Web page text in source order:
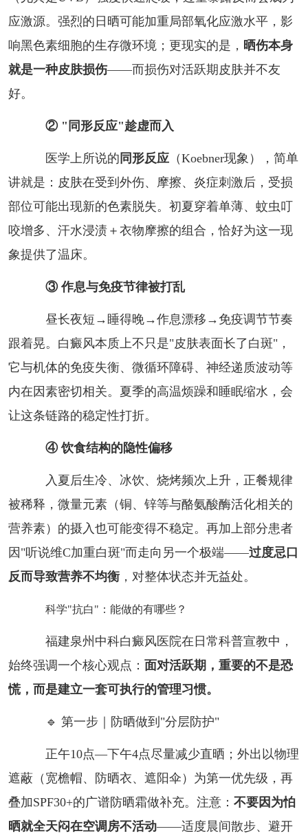
应激源。强烈的日晒可能加重局部氧化应激水平，影
响黑色素细胞的生存微环境；更现实的是， 晒伤本身
就是一种皮肤损伤——而损伤对活跃期皮肤并不友
好。
② "同形反应"趁虚而入
医学上所说的 同形反应（Koebner现象），简单
讲就是：皮肤在受到外伤、摩擦、炎症刺激后，受损
部位可能出现新的色素脱失。初夏穿着单薄、蚊虫叮
咬增多、汗水浸渍＋衣物摩擦的组合，恰好为这一现
象提供了温床。
③ 作息与免疫节律被打乱
昼长夜短→睡得晚→作息漂移→免疫调节节奏
跟着晃。白癜风本质上不只是"皮肤表面长了白斑"，
它与机体的免疫失衡、微循环障碍、神经递质波动等
内在因素密切相关。夏季的高温烦躁和睡眠缩水，会
让这条链路的稳定性打折。
④ 饮食结构的隐性偏移
入夏后生冷、冰饮、烧烤频次上升，正餐规律
被稀释，微量元素（铜、锌等与酪氨酸酶活化相关的
营养素）的摄入也可能变得不稳定。再加上部分患者
因"听说维C加重白斑"而走向另一个极端——过度忌口
反而导致营养不均衡，对整体状态并无益处。
科学"抗白"：能做的有哪些？
福建泉州中科白癜风医院在日常科普宣教中，
始终强调一个核心观点： 面对活跃期，重要的不是恐
慌，而是建立一套可执行的管理习惯。
🔹 第一步｜防晒做到"分层防护"
正午10点—下午4点尽量减少直晒；外出以物理
遮蔽（宽檐帽、防晒衣、遮阳伞）为第一优先级，再
叠加SPF30+的广谱防晒霜做补充。注意： 不要因为怕
晒就全天闷在空调房不活动——适度晨间散步、避开